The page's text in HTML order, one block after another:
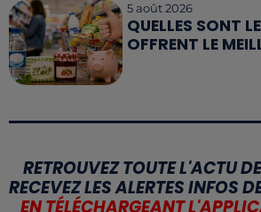
5 août 2026
QUELLES SONT
OFFRENT LE
RETROUVEZ TOUTE L'ACTU
RECEVEZ LES ALERTES INFOS